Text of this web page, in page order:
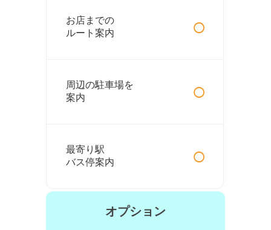
お店までの
ルート案内
○
周辺の駐車場を
案内
○
最寄り駅
バス停案内
○
オプション